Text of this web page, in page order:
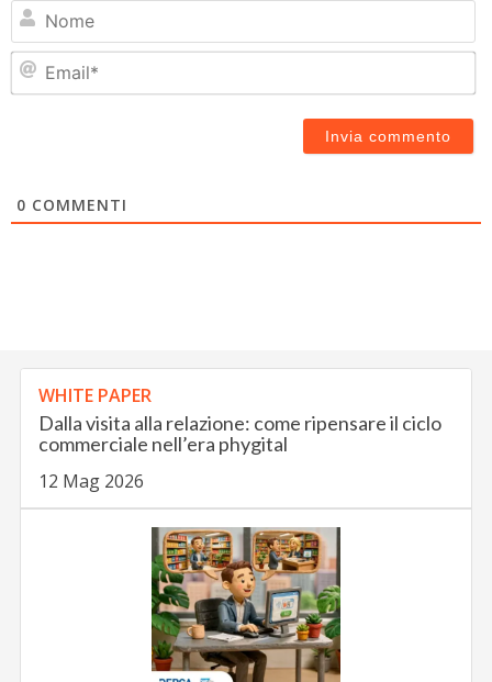
0 COMMENTI
WHITE PAPER
Dalla visita alla relazione: come ripensare il ciclo
commerciale nell’era phygital
12 Mag 2026